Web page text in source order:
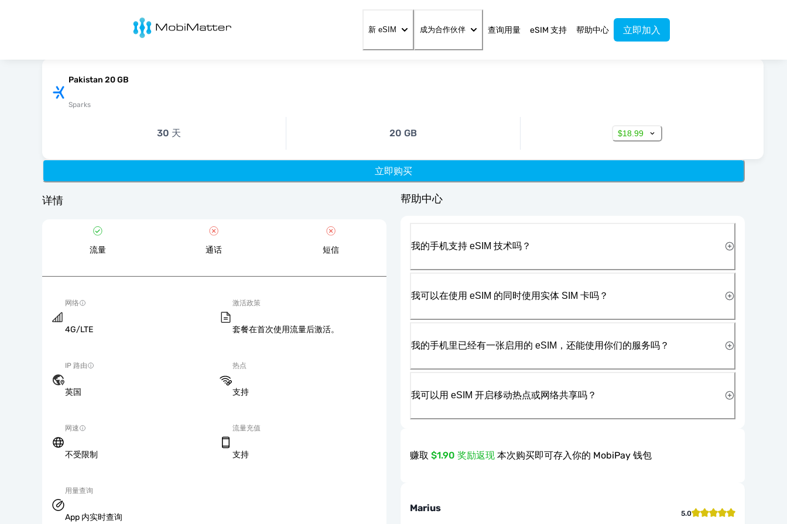
MobiMatter
新 eSIM 成为合作伙伴 查询用量 eSIM 支持 帮助中心 立即加入
Pakistan 20 GB
Sparks
30 天 20 GB $18.99
立即购买
详情
流量 通话 短信
网络
4G/LTE
激活政策
套餐在首次使用流量后激活。
IP 路由
英国
热点
支持
网速
不受限制
流量充值
支持
用量查询
App 内实时查询
帮助中心
我的手机支持 eSIM 技术吗？
我可以在使用 eSIM 的同时使用实体 SIM 卡吗？
我的手机里已经有一张启用的 eSIM，还能使用你们的服务吗？
我可以用 eSIM 开启移动热点或网络共享吗？
赚取 $1.90 奖励返现 本次购买即可存入你的 MobiPay 钱包
Marius 5.0